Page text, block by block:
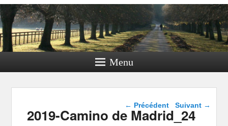
Menu
Navigation dans les
articles
← Précédent Suivant →
2019-Camino de Madrid_24